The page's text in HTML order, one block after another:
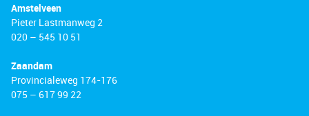
Amstelveen
Pieter Lastmanweg 2
020 – 545 10 51
Zaandam
Provincialeweg 174-176
075 – 617 99 22